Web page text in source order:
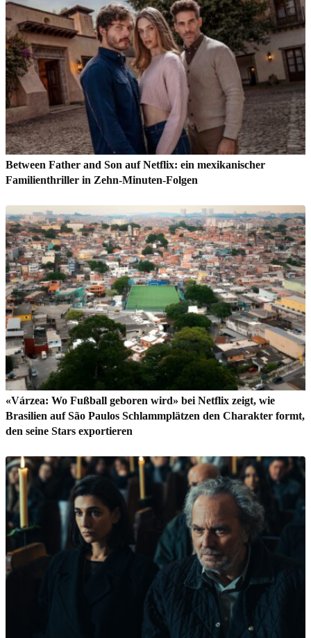
Between Father and Son auf Netflix: ein mexikanischer
Familienthriller in Zehn-Minuten-Folgen
«Várzea: Wo Fußball geboren wird» bei Netflix zeigt, wie
Brasilien auf São Paulos Schlammplätzen den Charakter formt,
den seine Stars exportieren